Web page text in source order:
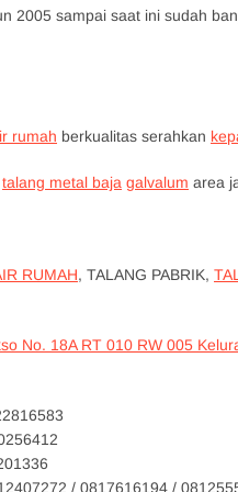
2005 sampai saat ini sudah
rumah berkualitas serahkan
talang metal baja galvalum area
RUMAH, TALANG PABRIK,
No. 18A RT 010 RW 005
0817616194 /